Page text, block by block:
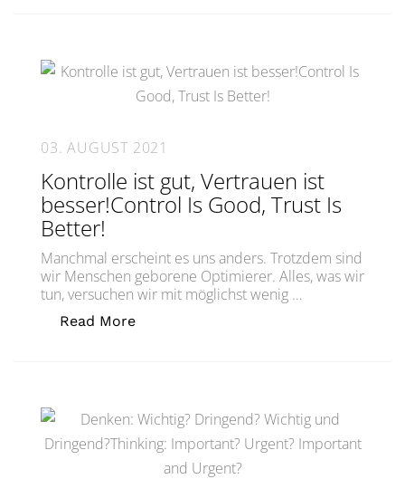
03. AUGUST 2021
Kontrolle ist gut, Vertrauen ist
besser!Control Is Good, Trust Is
Better!
Manchmal erscheint es uns anders. Trotzdem sind
wir Menschen geborene Optimierer. Alles, was wir
tun, versuchen wir mit möglichst wenig …
Read More„Kontrolle ist gut, Vertrauen ist